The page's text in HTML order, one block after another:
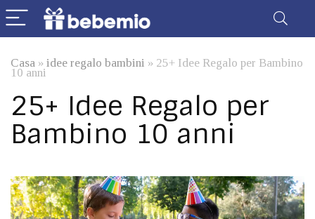
Casa » idee regalo bambini » 25+ Idee Regalo per Bambino
10 anni
25+ Idee Regalo per
Bambino 10 anni